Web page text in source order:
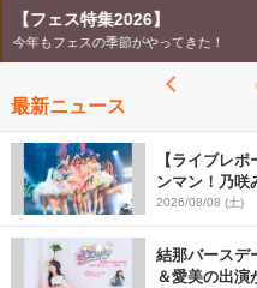
【フェス特集2026】
今年もフェスの季節がやってきた！
最新ニュース
【ライブレ
ンマン！乃咲
Onephony新
＞
2026/08/08 (土)
結那バースデ
＆愛美の出演